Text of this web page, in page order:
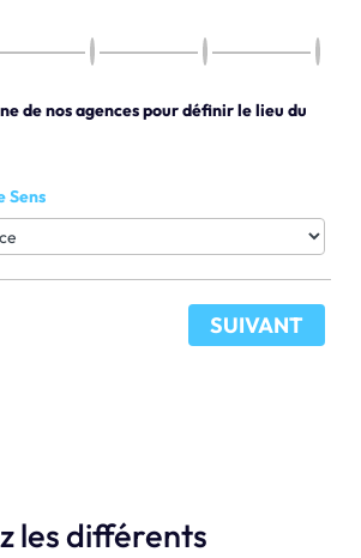
de nos agences pour définir le lieu du
Sens
SUIVANT
les différents